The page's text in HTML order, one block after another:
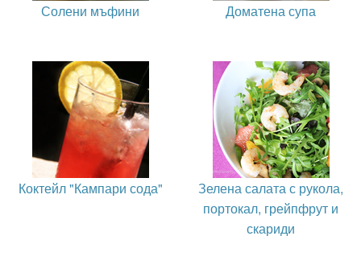
Солени мъфини Доматена супа
Коктейл "Кампари сода"
Зелена салата с рукола,
портокал, грейпфрут и
скариди